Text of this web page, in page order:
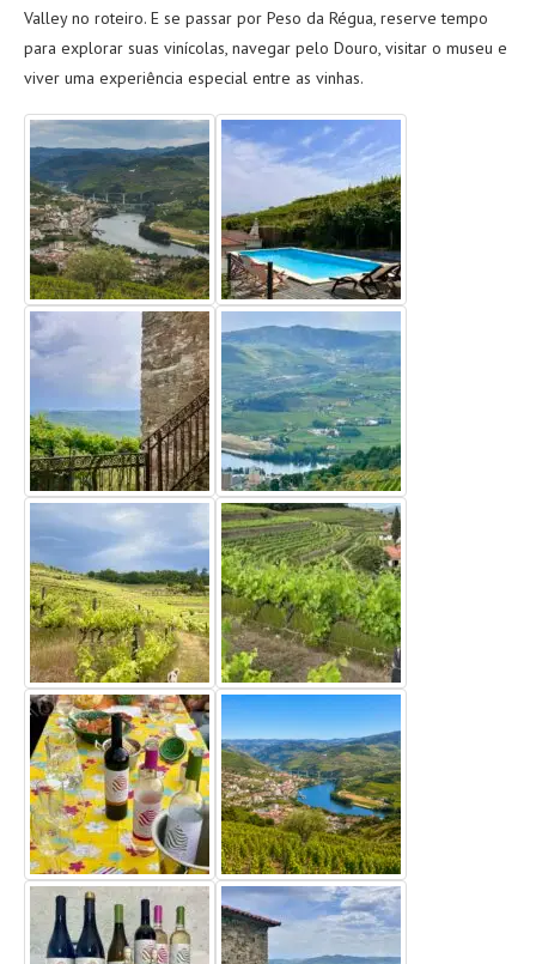
Valley no roteiro. E se passar por Peso da Régua, reserve tempo
para explorar suas vinícolas, navegar pelo Douro, visitar o museu e
viver uma experiência especial entre as vinhas.